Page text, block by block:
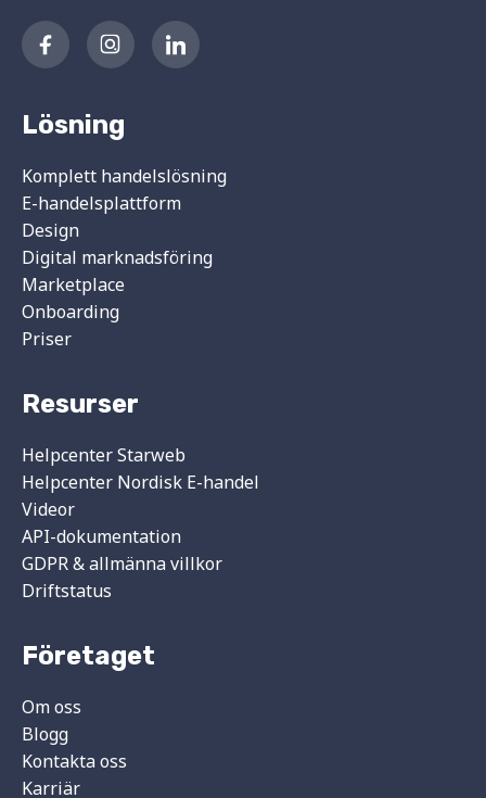
Lösning
Komplett handelslösning
E-handelsplattform
Design
Digital marknadsföring
Marketplace
Onboarding
Priser
Resurser
Helpcenter Starweb
Helpcenter Nordisk E-handel
Videor
API-dokumentation
GDPR & allmänna villkor
Driftstatus
Företaget
Om oss
Blogg
Kontakta oss
Karriär